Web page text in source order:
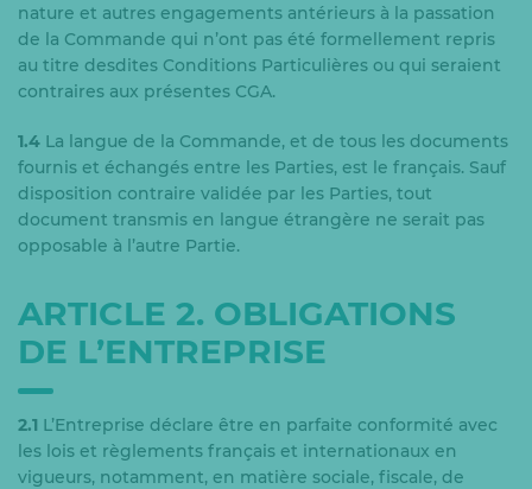
nature et autres engagements antérieurs à la passation
de la Commande qui n’ont pas été formellement repris
au titre desdites Conditions Particulières ou qui seraient
contraires aux présentes CGA.
1.4 La langue de la Commande, et de tous les documents
fournis et échangés entre les Parties, est le français. Sauf
disposition contraire validée par les Parties, tout
document transmis en langue étrangère ne serait pas
opposable à l’autre Partie.
ARTICLE 2. OBLIGATIONS
DE L’ENTREPRISE
2.1 L’Entreprise déclare être en parfaite conformité avec
les lois et règlements français et internationaux en
vigueurs, notamment, en matière sociale, fiscale, de